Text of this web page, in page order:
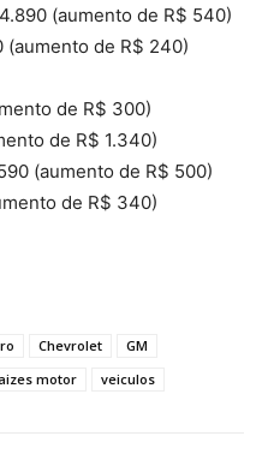
(aumento de R$ 540)
(aumento de R$ 240)
de R$ 300)
de R$ 1.340)
(aumento de R$ 500)
de R$ 340)
Chevrolet
GM
motor veiculos